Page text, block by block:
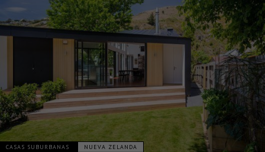
CASAS SUBURBANAS NUEVA ZELANDA